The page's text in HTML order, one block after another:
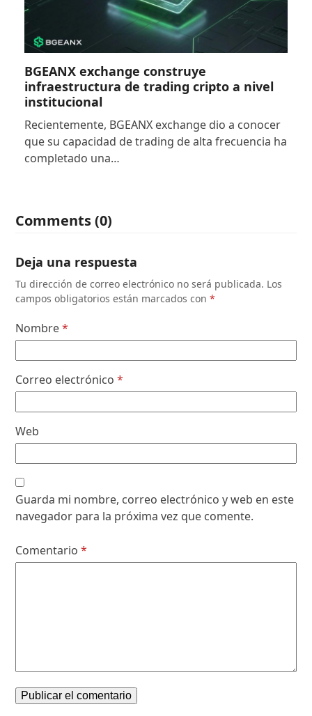
BGEANX exchange construye
infraestructura de trading cripto a nivel
institucional
Recientemente, BGEANX exchange dio a conocer
que su capacidad de trading de alta frecuencia ha
completado una…
Comments (0)
Deja una respuesta
Tu dirección de correo electrónico no será publicada. Los
campos obligatorios están marcados con*
Nombre*
Correo electrónico*
Web
Guarda mi nombre, correo electrónico y web en este
navegador para la próxima vez que comente.
Comentario*